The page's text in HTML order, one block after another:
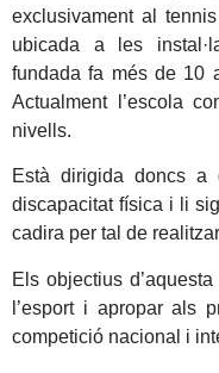
exclusivament al
ubicada a les
fundada fa més de 10
Actualment l’escola
nivells.
Està dirigida doncs a
discapacitat física i li
cadira per tal de
Els objectius
l’esport i apropar als
competició nacional i